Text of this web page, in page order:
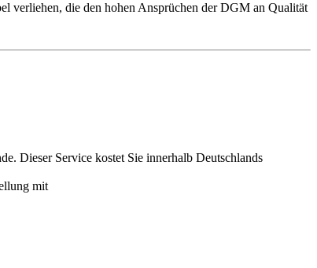
verliehen, die den hohen Ansprüchen der DGM an Qualität
Dieser Service kostet Sie innerhalb Deutschlands
mit